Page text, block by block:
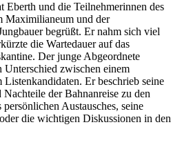
und die Teilnehmerinnen des
Maximilianeum und der
begrüßt. Er nahm sich viel
die Wartedauer auf das
Der junge Abgeordnete
Unterschied zwischen einem
Er beschrieb seine
der Bahnanreise zu den
Austausches, seine
die wichtigen Diskussionen in den